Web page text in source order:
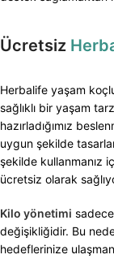
Ücretsiz
Herbalife yaşam
sağlıklı bir yaşam
hazırladığımız
uygun şekilde
şekilde kullanmanız
ücretsiz olarak
Kilo yönetimi
değişikliğidir. Bu
hedeflerinize